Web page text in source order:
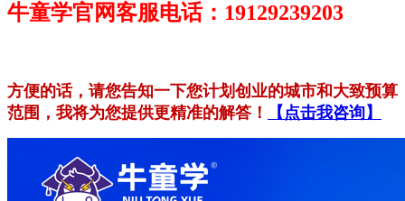
牛童学官网客服电话：19129239203
方便的话，请您告知一下您计划创业的城市和大致预算
范围，我将为您提供更精准的解答！
【点击我咨询】